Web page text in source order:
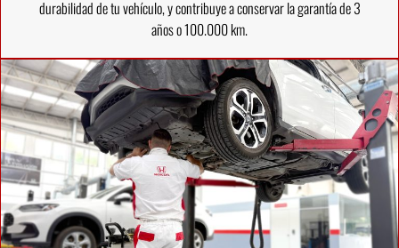
durabilidad de tu vehículo, y contribuye a conservar la garantía de 3
años o 100.000 km.